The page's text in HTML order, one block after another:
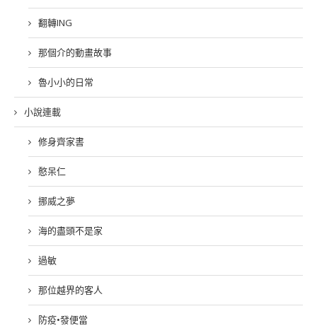
翻轉ING
那個介的動畫故事
魯小小的日常
小說連載
修身齊家書
憨呆仁
挪威之夢
海的盡頭不是家
過敏
那位越界的客人
防疫•發便當